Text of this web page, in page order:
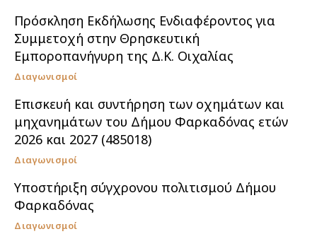
Πρόσκληση Εκδήλωσης Ενδιαφέροντος για
Συμμετοχή στην Θρησκευτική
Εμποροπανήγυρη της Δ.Κ. Οιχαλίας
Διαγωνισμοί
Επισκευή και συντήρηση των οχημάτων και
μηχανημάτων του Δήμου Φαρκαδόνας ετών
2026 και 2027 (485018)
Διαγωνισμοί
Υποστήριξη σύγχρονου πολιτισμού Δήμου
Φαρκαδόνας
Διαγωνισμοί